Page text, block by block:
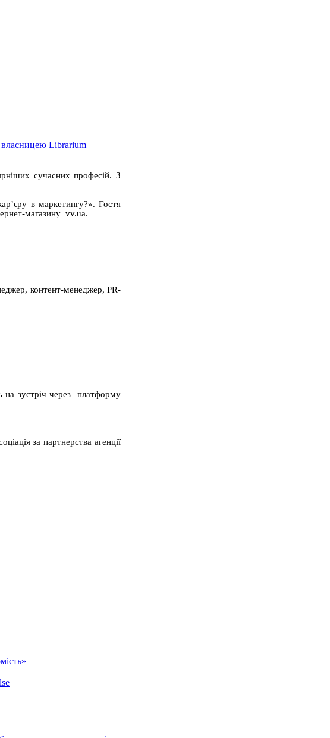
сучасних професій. З
в маркетингу?». Гостя
магазину vv.ua.
контент-менеджер, PR-
на зустріч через платформу
за партнерства агенції